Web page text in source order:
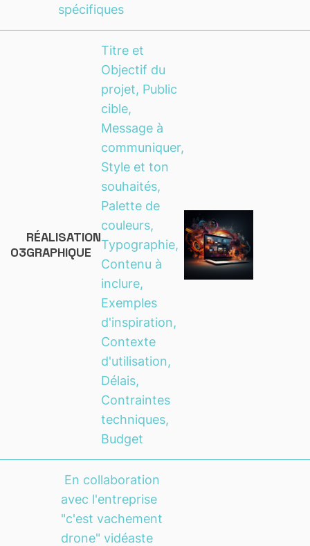
spécifiques
03
RÉALISATION
GRAPHIQUE
Titre et
Objectif du
projet, Public
cible,
Message à
communiquer,
Style et ton
souhaités,
Palette de
couleurs,
Typographie,
Contenu à
inclure,
Exemples
d'inspiration,
Contexte
d'utilisation,
Délais,
Contraintes
techniques,
Budget
En collaboration
avec l'entreprise
"c'est vachement
drone" vidéaste